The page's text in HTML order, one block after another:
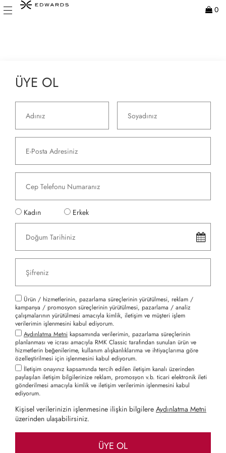
0
ÜYE OL
Kadın Erkek
Ürün / hizmetlerinin, pazarlama süreçlerinin yürütülmesi, reklam /
kampanya / promosyon süreçlerinin yürütülmesi, pazarlama / analiz
çalışmalarının yürütülmesi amacıyla kimlik, iletişim ve müşteri işlem
verilerimin işlenmesini kabul ediyorum.
Aydınlatma Metni kapsamında verilerimin, pazarlama süreçlerinin
planlanması ve icrası amacıyla RMK Classic tarafından sunulan ürün ve
hizmetlerin beğenilerime, kullanım alışkanlıklarıma ve ihtiyaçlarıma göre
özelleştirilmesi için işlenmesini kabul ediyorum.
İletişim onayınız kapsamında tercih edilen iletişim kanalı üzerinden
paylaşılan iletişim bilgilerinize reklam, promosyon v.b. ticari elektronik ileti
gönderilmesi amacıyla kimlik ve iletişim verilerimin işlenmesini kabul
ediyorum.
Kişisel verilerinizin işlenmesine ilişkin bilgilere Aydınlatma Metni
üzerinden ulaşabilirsiniz.
ÜYE OL